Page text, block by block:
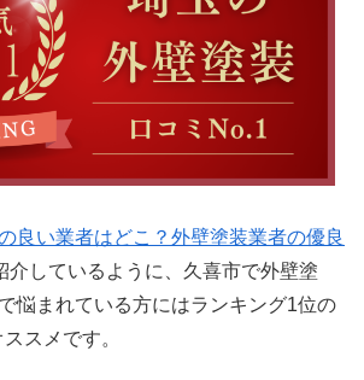
良い業者はどこ？外壁塗装業者の優良
介しているように、久喜市で外壁塗
悩まれている方にはランキング1位の
スメです。